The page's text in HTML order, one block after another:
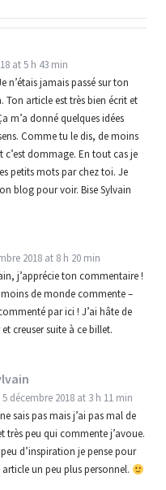
at 5 h 43 min
n’étais jamais passé sur ton
Ton article est très bien écrit et
m’a donné quelques idées
Comme tu le dis, de moins
dommage. En tout cas je
petits mots par chez toi. Je
blog pour voir. Bise Sylvain
2018 at 8 h 20 min
j’apprécie ton commentaire !
de monde commente –
par ici ! J’ai hâte de
creuser suite à ce billet.
5 décembre 2018 at 3 h 11 min
sais pas mais j’ai pas mal de
très peu qui commente j’avoue.
d’inspiration je pense pour
un peu plus personnel.